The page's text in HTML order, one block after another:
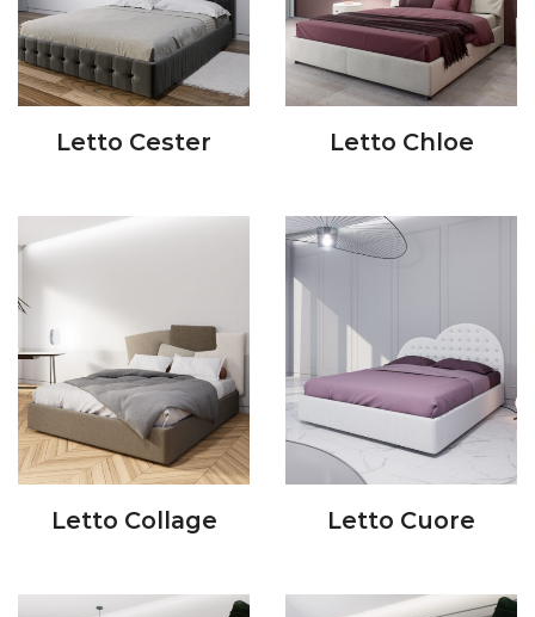
Letto Cester Letto Chloe
Letto Collage Letto Cuore